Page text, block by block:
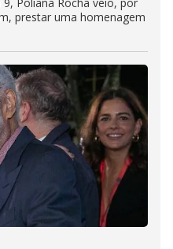
Poliana Rocha veio, por
prestar uma homenagem